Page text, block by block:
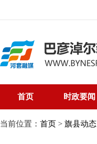
首页 时政要闻
当前位置： 首页 > 旗县动态